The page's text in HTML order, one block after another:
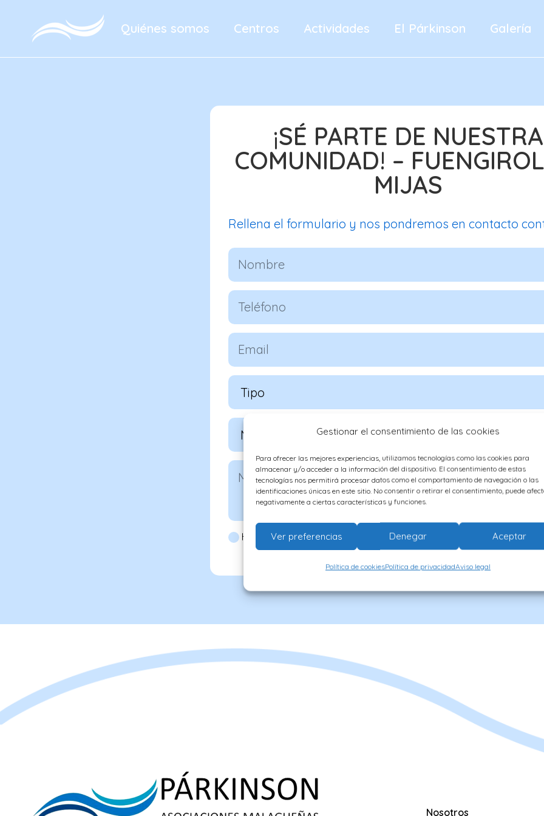
Gestionar el consentimiento de las cookies
Para ofrecer las mejores experiencias, utilizamos tecnologías como las cookies para
almacenar y/o acceder a la información del dispositivo. El consentimiento de estas
tecnologías nos permitirá procesar datos como el comportamiento de navegación o las
identificaciones únicas en este sitio. No consentir o retirar el consentimiento, puede
negativamente a ciertas características y funciones.
Aceptar
Denegar
Ver preferencias
Política de cookiesPolítica de privacidadAviso legal
Quiénes somos Centros Actividades El Párkinson Galería
¡SÉ PARTE DE NUESTRA
COMUNIDAD! –
MIJAS
Rellena el formulario y nos pondremos en contacto
He leido y acepto lapolítica de privacidad
Nosotros